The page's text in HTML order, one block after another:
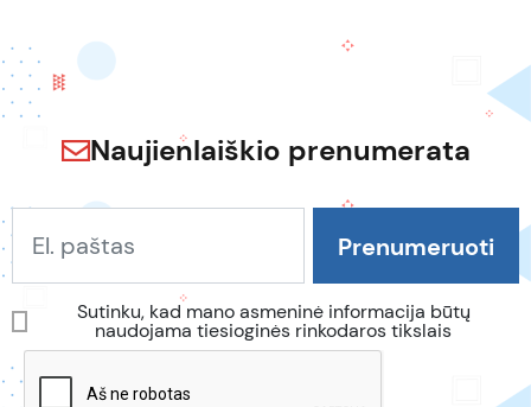
Naujienlaiškio prenumerata
Sutinku, kad mano asmeninė informacija būtų
naudojama tiesioginės rinkodaros tikslais